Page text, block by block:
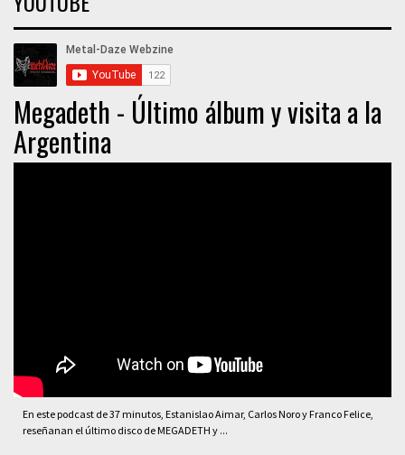
Megadeth - Último álbum y visita a la
Argentina
En este podcast de 37 minutos, Estanislao Aimar, Carlos Noro y Franco Felice,
reseñanan el último disco de MEGADETH y ...